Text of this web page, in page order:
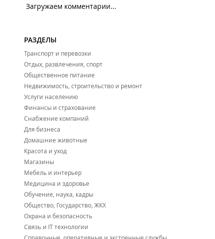
Загружаем комментарии...
РАЗДЕЛЫ
Транспорт и перевозки
Отдых, развлечения, спорт
Общественное питание
Недвижимость, строительство и ремонт
Услуги населению
Финансы и страхование
Снабжение компаний
Для бизнеса
Домашние животные
Красота и уход
Магазины
Мебель и интерьер
Медицина и здоровье
Обучение, наука, кадры
Общество, Государство, ЖКХ
Охрана и безопасность
Связь и IT технологии